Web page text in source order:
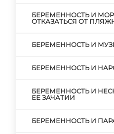
БЕРЕМЕННОСТЬ И
ОТКАЗАТЬСЯ ОТ
БЕРЕМЕННОСТЬ И
БЕРЕМЕННОСТЬ И
БЕРЕМЕННОСТЬ И
ЕЕ ЗАЧАТИИ
БЕРЕМЕННОСТЬ И